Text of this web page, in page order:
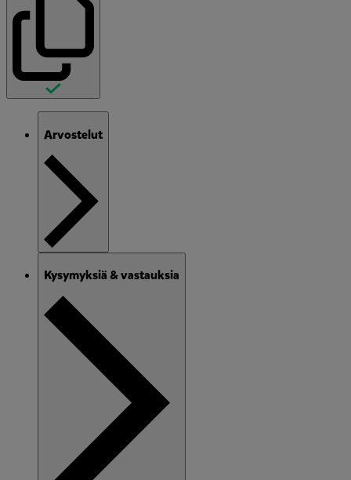
Arvostelut
Kysymyksiä & vastauksia